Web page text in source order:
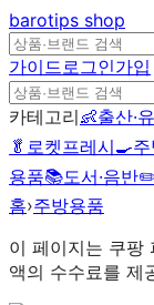
barotips shop
가이드로그인가입
카테고리👶출산·
🥬 로켓프레시🍳
용품📚도서·음반
홈›주방용품
이 페이지는 쿠팡
액의 수수료를 제